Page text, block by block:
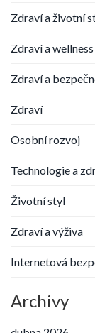
Zdraví a životní
Zdraví a wellness
Zdraví a
Zdraví
Osobní rozvoj
Technologie a
Životní styl
Zdraví a výživa
Internetová
Archivy